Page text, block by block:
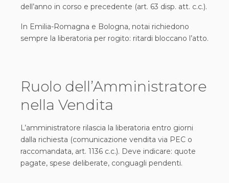
dell’anno in corso e precedente (art. 63 disp. att. c.c.).
In Emilia-Romagna e Bologna, notai richiedono
sempre la liberatoria per rogito: ritardi bloccano l’atto.
Ruolo dell’Amministratore
nella Vendita
L’amministratore rilascia la liberatoria entro giorni
dalla richiesta (comunicazione vendita via PEC o
raccomandata, art. 1136 c.c.). Deve indicare: quote
pagate, spese deliberate, conguagli pendenti.